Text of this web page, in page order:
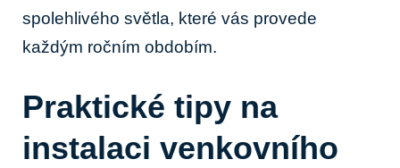
spolehlivého světla, které vás provede
každým ročním obdobím.
Praktické tipy na
instalaci venkovního